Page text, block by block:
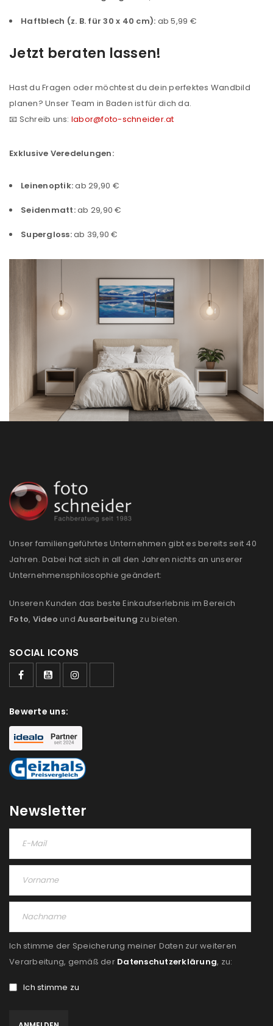
Passwort*
Anmeldeformular geschützt durch
Angemeldet bleiben
ANMELDEN
PASSWORT VERGESSEN?
REGISTRIEREN
E-Mail-Adresse*
deine E-Mail-Adresse gesendet.
NEWSLETTER ABONNIEREN
Please select all the ways you would like to hear from
us
Ich stimme zu
REGISTRIEREN
Haftblech (z. B. für 30 x 40 cm): ab 5,99 €
Jetzt beraten lassen!
Hast du Fragen oder möchtest du dein perfektes Wandbild
planen? Unser Team in Baden ist für dich da.
📧 Schreib uns: labor@foto-schneider.at
Exklusive Veredelungen:
Leinenoptik:ab 29,90 €
Seidenmatt:ab 29,90 €
Supergloss:ab 39,90 €
Unser familiengeführtes Unternehmen gibt es bereits seit 40
Jahren. Dabei hat sich in all den Jahren nichts an unserer
Unternehmensphilosophie geändert:
Unseren Kunden das beste Einkaufserlebnis im Bereich
Foto, Video und Ausarbeitung zu bieten.
SOCIAL ICONS
Bewerte uns:
Newsletter
Ich stimme der Speicherung meiner Daten zur weiteren
Verarbeitung, gemäß der Datenschutzerklärung, zu:
Ich stimme zu